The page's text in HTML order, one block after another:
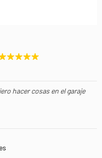
hacer cosas en el garaje